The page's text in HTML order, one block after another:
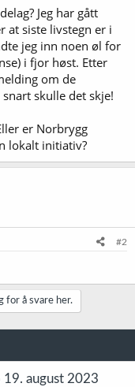
Jeg har gått
at siste livstegn er i
jeg inn noen øl for
i fjor høst. Etter
om de
skulle det skje!
er Norbrygg
lokalt initiativ?
#2
for å svare her.
august 2023